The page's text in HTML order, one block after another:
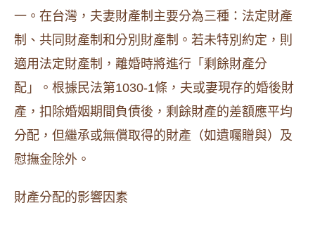
一。在台灣，夫妻財產制主要分為三種：法定財產
制、共同財產制和分別財產制。若未特別約定，則
適用法定財產制，離婚時將進行「剩餘財產分
配」。根據民法第1030-1條，夫或妻現存的婚後財
產，扣除婚姻期間負債後，剩餘財產的差額應平均
分配，但繼承或無償取得的財產（如遺囑贈與）及
慰撫金除外。
財產分配的影響因素